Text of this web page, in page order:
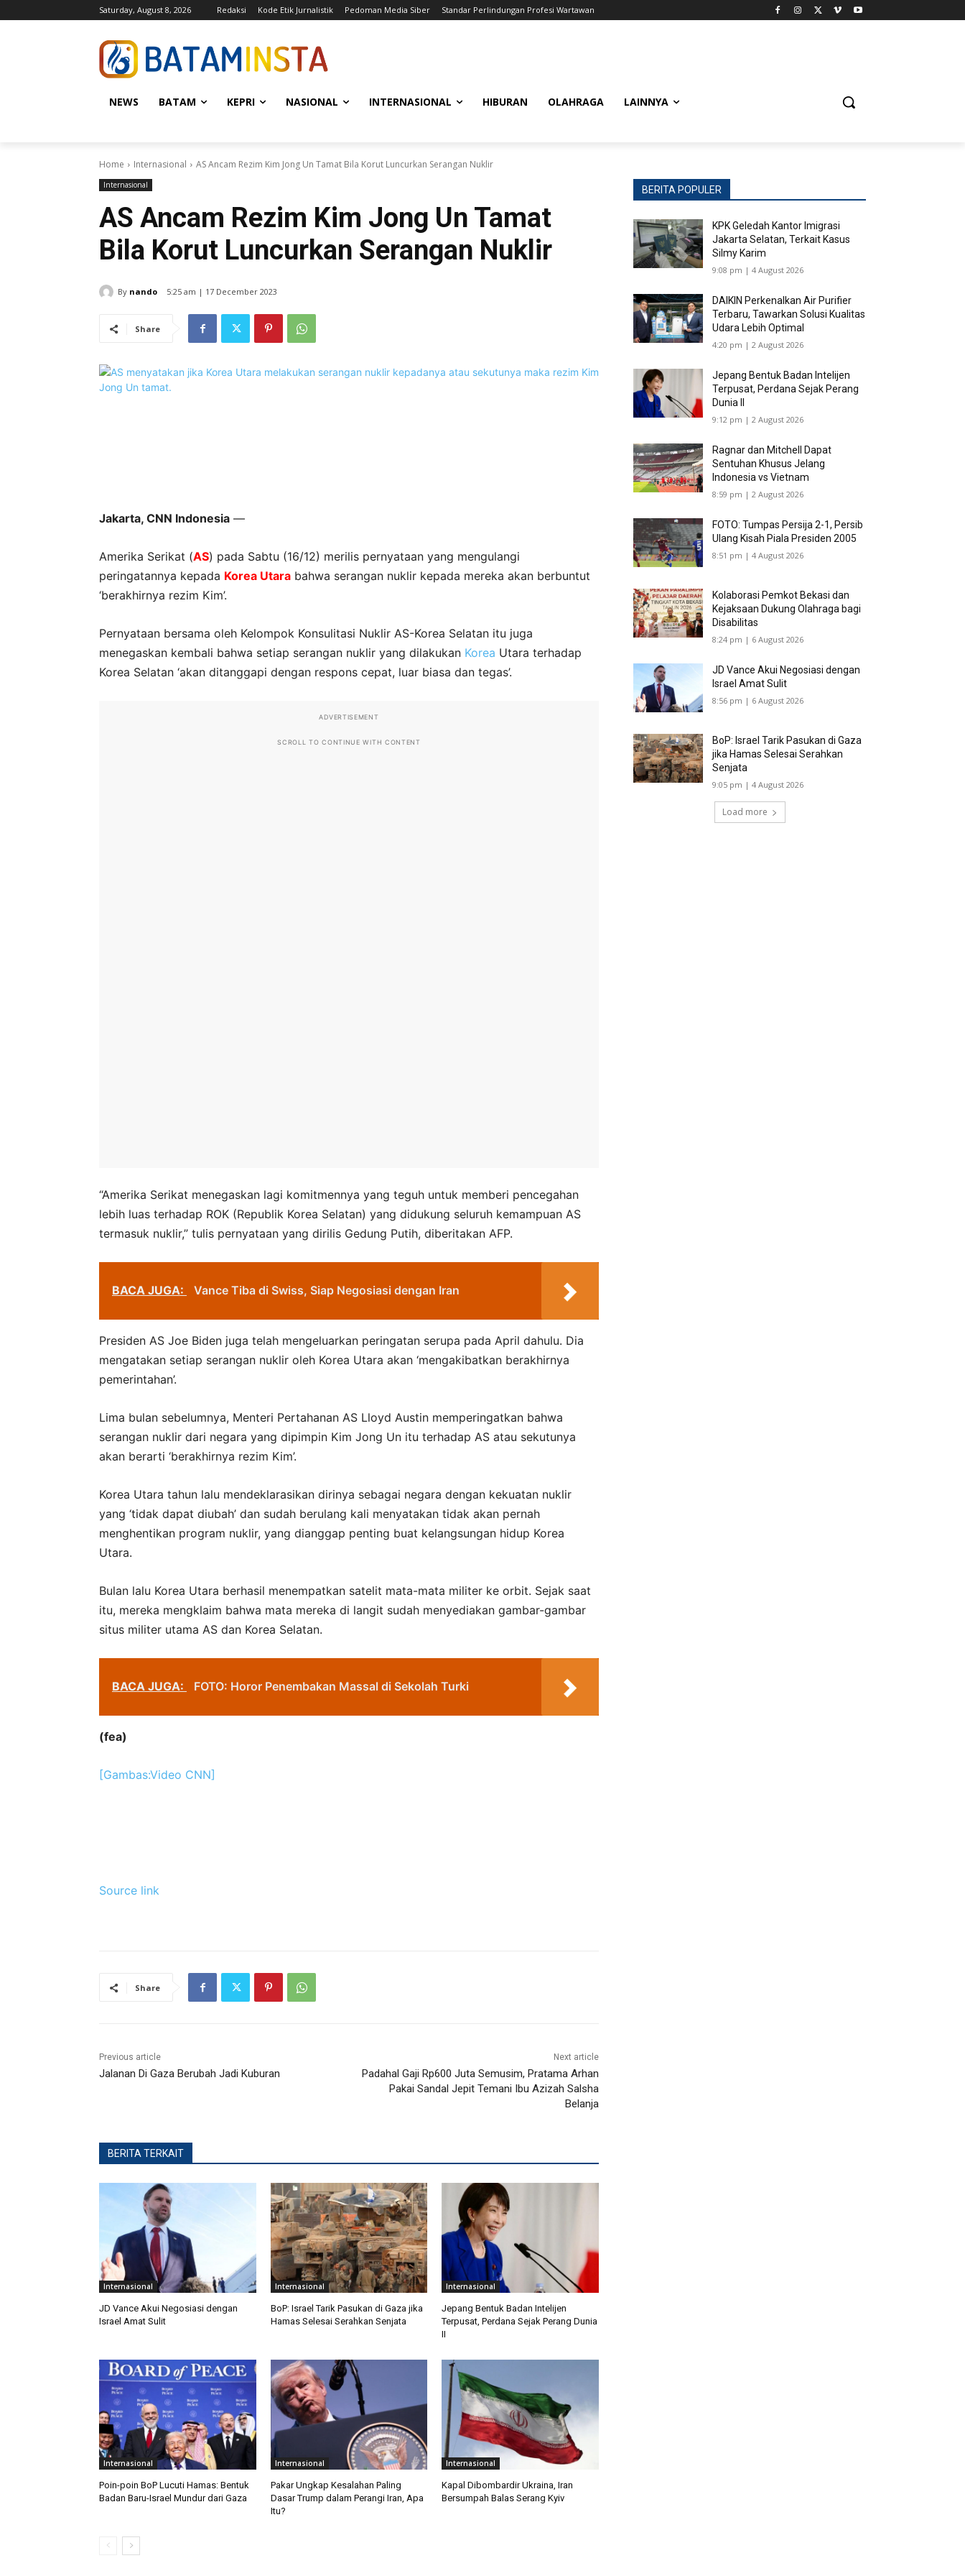
Saturday, August 8, 2026 Redaksi Kode Etik Jurnalistik Pedoman Media Siber Standar Perlindungan Profesi Wartawan
NEWS BATAM KEPRI NASIONAL INTERNASIONAL HIBURAN OLAHRAGA LAINNYA
Home Internasional AS Ancam Rezim Kim Jong Un Tamat Bila Korut Luncurkan Serangan Nuklir
Internasional
AS Ancam Rezim Kim Jong Un Tamat
Bila Korut Luncurkan Serangan Nuklir
By nando 5:25 am | 17 December 2023
Share
Jakarta, CNN Indonesia —
Amerika Serikat (AS) pada Sabtu (16/12) merilis pernyataan yang mengulangi
peringatannya kepada Korea Utara bahwa serangan nuklir kepada mereka akan berbuntut
‘berakhirnya rezim Kim’.
Pernyataan bersama oleh Kelompok Konsulitasi Nuklir AS-Korea Selatan itu juga
menegaskan kembali bahwa setiap serangan nuklir yang dilakukan Korea Utara terhadap
Korea Selatan ‘akan ditanggapi dengan respons cepat, luar biasa dan tegas’.
ADVERTISEMENT
SCROLL TO CONTINUE WITH CONTENT
“Amerika Serikat menegaskan lagi komitmennya yang teguh untuk memberi pencegahan
lebih luas terhadap ROK (Republik Korea Selatan) yang didukung seluruh kemampuan AS
termasuk nuklir,” tulis pernyataan yang dirilis Gedung Putih, diberitakan AFP.
BACA JUGA: Vance Tiba di Swiss, Siap Negosiasi dengan Iran
Presiden AS Joe Biden juga telah mengeluarkan peringatan serupa pada April dahulu. Dia
mengatakan setiap serangan nuklir oleh Korea Utara akan ‘mengakibatkan berakhirnya
pemerintahan’.
Lima bulan sebelumnya, Menteri Pertahanan AS Lloyd Austin memperingatkan bahwa
serangan nuklir dari negara yang dipimpin Kim Jong Un itu terhadap AS atau sekutunya
akan berarti ‘berakhirnya rezim Kim’.
Korea Utara tahun lalu mendeklarasikan dirinya sebagai negara dengan kekuatan nuklir
yang ‘tidak dapat diubah’ dan sudah berulang kali menyatakan tidak akan pernah
menghentikan program nuklir, yang dianggap penting buat kelangsungan hidup Korea
Utara.
Bulan lalu Korea Utara berhasil menempatkan satelit mata-mata militer ke orbit. Sejak saat
itu, mereka mengklaim bahwa mata mereka di langit sudah menyediakan gambar-gambar
situs militer utama AS dan Korea Selatan.
BACA JUGA: FOTO: Horor Penembakan Massal di Sekolah Turki
(fea)
[Gambas:Video CNN]
Source link
Share
Previous article
Jalanan Di Gaza Berubah Jadi Kuburan
Next article
Padahal Gaji Rp600 Juta Semusim, Pratama Arhan
Pakai Sandal Jepit Temani Ibu Azizah Salsha
Belanja
BERITA TERKAIT
Internasional
JD Vance Akui Negosiasi dengan
Israel Amat Sulit
Internasional
BoP: Israel Tarik Pasukan di Gaza jika
Hamas Selesai Serahkan Senjata
Internasional
Jepang Bentuk Badan Intelijen
Terpusat, Perdana Sejak Perang Dunia
II
Internasional
Poin-poin BoP Lucuti Hamas: Bentuk
Badan Baru-Israel Mundur dari Gaza
Internasional
Pakar Ungkap Kesalahan Paling
Dasar Trump dalam Perangi Iran, Apa
Itu?
Internasional
Kapal Dibombardir Ukraina, Iran
Bersumpah Balas Serang Kyiv
BERITA POPULER
KPK Geledah Kantor Imigrasi
Jakarta Selatan, Terkait Kasus
Silmy Karim
9:08 pm | 4 August 2026
DAIKIN Perkenalkan Air Purifier
Terbaru, Tawarkan Solusi Kualitas
Udara Lebih Optimal
4:20 pm | 2 August 2026
Jepang Bentuk Badan Intelijen
Terpusat, Perdana Sejak Perang
Dunia II
9:12 pm | 2 August 2026
Ragnar dan Mitchell Dapat
Sentuhan Khusus Jelang
Indonesia vs Vietnam
8:59 pm | 2 August 2026
FOTO: Tumpas Persija 2-1, Persib
Ulang Kisah Piala Presiden 2005
8:51 pm | 4 August 2026
Kolaborasi Pemkot Bekasi dan
Kejaksaan Dukung Olahraga bagi
Disabilitas
8:24 pm | 6 August 2026
JD Vance Akui Negosiasi dengan
Israel Amat Sulit
8:56 pm | 6 August 2026
BoP: Israel Tarik Pasukan di Gaza
jika Hamas Selesai Serahkan
Senjata
9:05 pm | 4 August 2026
Load more